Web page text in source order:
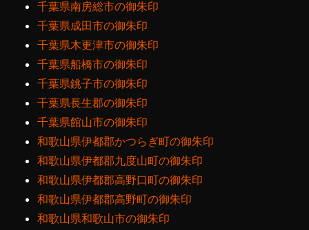
千葉県南房総市の御朱印
千葉県成田市の御朱印
千葉県木更津市の御朱印
千葉県船橋市の御朱印
千葉県銚子市の御朱印
千葉県長生郡の御朱印
千葉県館山市の御朱印
和歌山県伊都郡かつらぎ町の御朱印
和歌山県伊都郡九度山町の御朱印
和歌山県伊都郡高野口町の御朱印
和歌山県伊都郡高野町の御朱印
和歌山県和歌山市の御朱印